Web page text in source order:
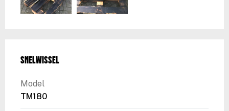
Snelwissel
Model
TM180